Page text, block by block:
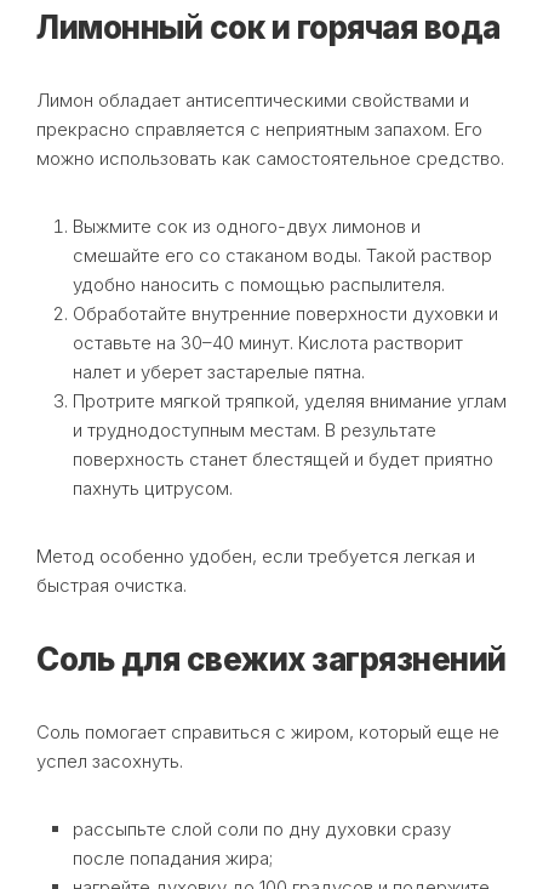
Лимонный сок и горячая вода
Лимон обладает антисептическими свойствами и
прекрасно справляется с неприятным запахом. Его
можно использовать как самостоятельное средство.
Выжмите сок из одного-двух лимонов и
смешайте его со стаканом воды. Такой раствор
удобно наносить с помощью распылителя.
Обработайте внутренние поверхности духовки и
оставьте на 30–40 минут. Кислота растворит
налет и уберет застарелые пятна.
Протрите мягкой тряпкой, уделяя внимание углам
и труднодоступным местам. В результате
поверхность станет блестящей и будет приятно
пахнуть цитрусом.
Метод особенно удобен, если требуется легкая и
быстрая очистка.
Соль для свежих загрязнений
Соль помогает справиться с жиром, который еще не
успел засохнуть.
рассыпьте слой соли по дну духовки сразу
после попадания жира;